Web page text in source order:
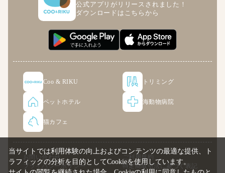
公式アプリがリリースされました！
ダウンロードはこちらから
Coo & RIKU トリミング
ペットホテル 海動物病院
猫カフェ
お問い合わせ
ご利用規約
プライバシーポリシー
特定商取引法に基づく表記
当サイトでは利用体験の向上およびコンテンツの最適な提供、ト
ラフィックの分析を目的としてCookieを使用しています。